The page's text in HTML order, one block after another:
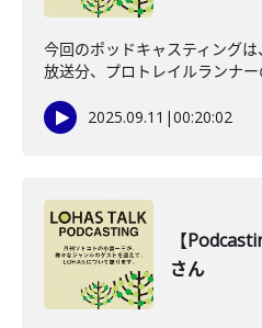
今回のポッドキャスティング
放送分、プロトレイルランナー
2025.09.11 |00:20:02
【
さん